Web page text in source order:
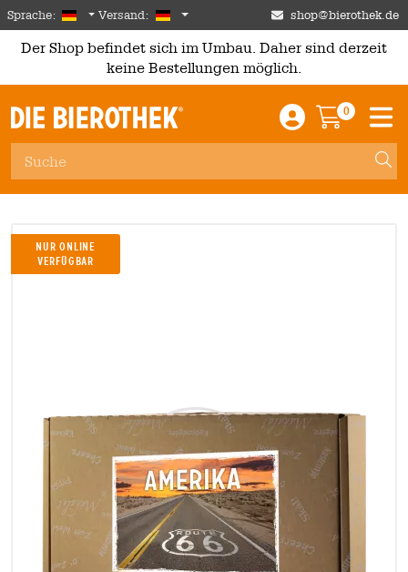
Skip to main content
Sprache: German
Versand: Deutschland shop@bierothek.de
Der Shop befindet sich im Umbau. Daher sind derzeit
keine Bestellungen möglich.
Einloggen /
0
Nur Online
Verfügbar